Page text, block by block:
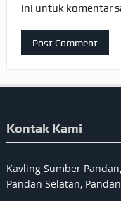
ini untuk komentar
Kontak Kami
Kavling Sumber
Pandan Selatan,